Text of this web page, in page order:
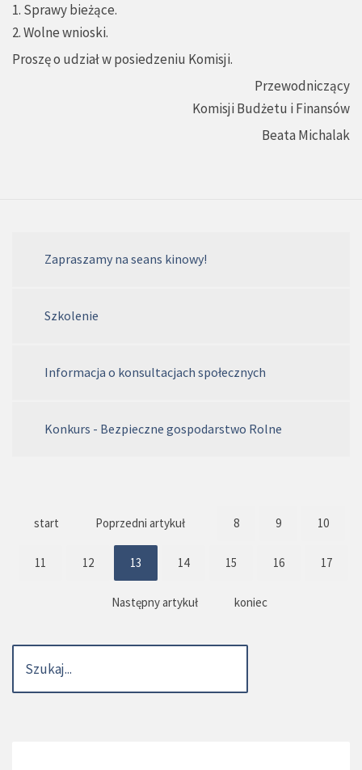
1. Sprawy bieżące.
2. Wolne wnioski.
Proszę o udział w posiedzeniu Komisji.
Przewodniczący
Komisji Budżetu i Finansów
Beata Michalak
Zapraszamy na seans kinowy!
Szkolenie
Informacja o konsultacjach społecznych
Konkurs - Bezpieczne gospodarstwo Rolne
start Poprzedni artykuł 8 9 10
11 12 13 14 15 16 17
Następny artykuł koniec